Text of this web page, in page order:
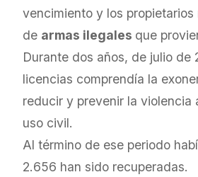
vencimiento y los
de armas ilegales que
Durante dos años, de julio de
licencias comprendía la
reducir y prevenir la
uso civil.
Al término de ese periodo
2.656 han sido recuperadas.